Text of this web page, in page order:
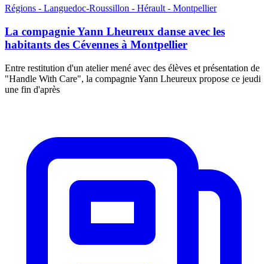
Régions - Languedoc-Roussillon - Hérault - Montpellier
La compagnie Yann Lheureux danse avec les
habitants des Cévennes à Montpellier
Entre restitution d'un atelier mené avec des élèves et présentation de
"Handle With Care", la compagnie Yann Lheureux propose ce jeudi
une fin d'après